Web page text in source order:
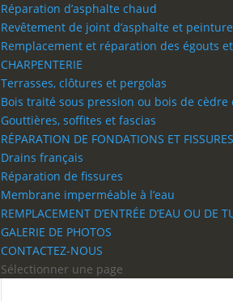
Réparation d’asphalte chaud
Revêtement de joint d’asphalte et
Remplacement et réparation des égouts
CHARPENTERIE
Terrasses, clôtures et pergolas
Bois traité sous pression ou bois de
Gouttières, soffites et fascias
RÉPARATION DE FONDATIONS ET FISSURES
Drains français
Réparation de fissures
Membrane imperméable à l’eau
REMPLACEMENT D’ENTRÉE D’EAU OU DE
GALERIE DE PHOTOS
CONTACTEZ-NOUS
Sélectionner une page